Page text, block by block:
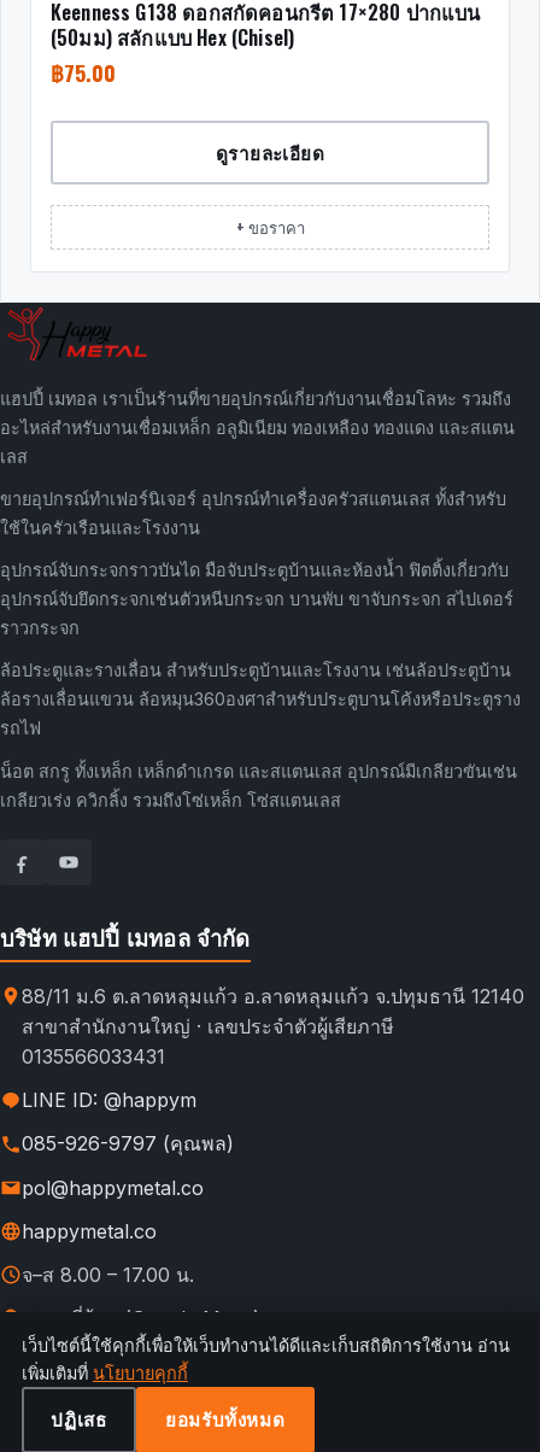
Keenness G138 ดอกสกัดคอนกรีต 17×280 ปากแบน
(50มม) สลักแบบ Hex (Chisel)
฿75.00
ดูรายละเอียด
+ ขอราคา
แฮปปี้ เมทอล เราเป็นร้านที่ขายอุปกรณ์เกี่ยวกับงานเชื่อมโลหะ รวมถึง
อะไหล่สำหรับงานเชื่อมเหล็ก อลูมิเนียม ทองเหลือง ทองแดง และสแตน
เลส
ขายอุปกรณ์ทำเฟอร์นิเจอร์ อุปกรณ์ทำเครื่องครัวสแตนเลส ทั้งสำหรับ
ใช้ในครัวเรือนและโรงงาน
อุปกรณ์จับกระจกราวบันได มือจับประตูบ้านและห้องน้ำ ฟิตติ้งเกี่ยวกับ
อุปกรณ์จับยึดกระจกเช่นตัวหนีบกระจก บานพับ ขาจับกระจก สไปเดอร์
ราวกระจก
ล้อประตูและรางเลื่อน สำหรับประตูบ้านและโรงงาน เช่นล้อประตูบ้าน
ล้อรางเลื่อนแขวน ล้อหมุน360องศาสำหรับประตูบานโค้งหรือประตูราง
รถไฟ
น็อต สกรู ทั้งเหล็ก เหล็กดำเกรด และสแตนเลส อุปกรณ์มีเกลียวขันเช่น
เกลียวเร่ง ควิกลิ้ง รวมถึงโซ่เหล็ก โซ่สแตนเลส
บริษัท แฮปปี้ เมทอล จำกัด
88/11 ม.6 ต.ลาดหลุมแก้ว อ.ลาดหลุมแก้ว จ.ปทุมธานี 12140
สาขาสำนักงานใหญ่ · เลขประจำตัวผู้เสียภาษี
0135566033431
LINE ID: @happym
085-926-9797 (คุณพล)
pol@happymetal.co
happymetal.co
จ–ส 8.00 – 17.00 น.
ดูแผนที่ร้าน (Google Maps)
© 2026 happymetal.co. All rights reserved.
ใช้บริการ
กฎการใช้งาน &
เป็นส่วนตัว
เว็บไซต์นี้ใช้คุกกี้เพื่อให้เว็บทำงานได้ดีและเก็บสถิติการใช้งาน อ่าน
เพิ่มเติมที่ นโยบายคุกกี้
ปฏิเสธ ยอมรับทั้งหมด